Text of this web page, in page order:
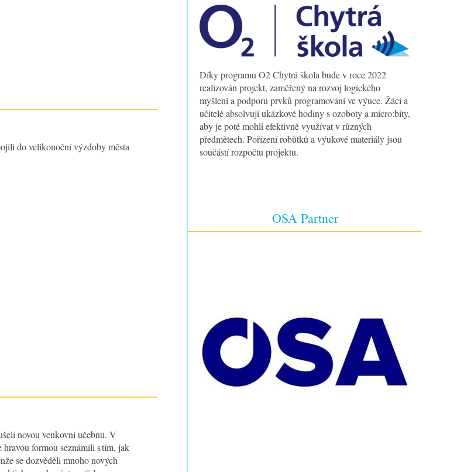
do velikonoční výzdoby města
novou venkovní učebnu. V
formou seznámili s tím, jak
se dozvěděli mnoho nových
Díky programu O2 Chytrá škola bude v roce 2022
realizován projekt, zaměřený na rozvoj logického
myšlení a podporu prvků programování ve výuce. Žáci a
učitelé absolvují ukázkové hodiny s ozoboty a micro:bity,
aby je poté mohli efektivně využívat v různých
předmětech. Pořízení robůtků a výukové materiály jsou
součástí rozpočtu projektu.
OSA Partner